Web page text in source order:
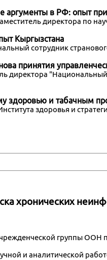
в РФ: опыт
директора по
Кыргызстана
сотрудник
принятия
директора
здоровью и табачным
здоровья и
хронических
группы
и аналитической